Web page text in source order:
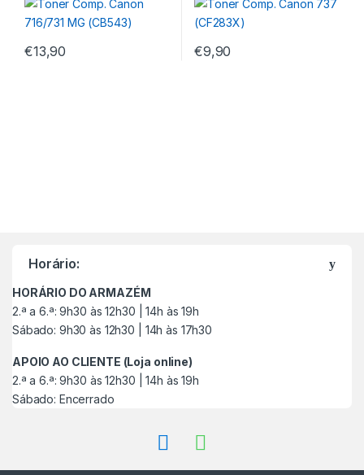
€13,90 €9,90
Horário:
HORÁRIO DO ARMAZÉM
2.ª a 6.ª: 9h30 às 12h30 | 14h às 19h
Sábado: 9h30 às 12h30 | 14h às 17h30
APOIO AO CLIENTE (Loja online)
2.ª a 6.ª: 9h30 às 12h30 | 14h às 19h
Sábado: Encerrado